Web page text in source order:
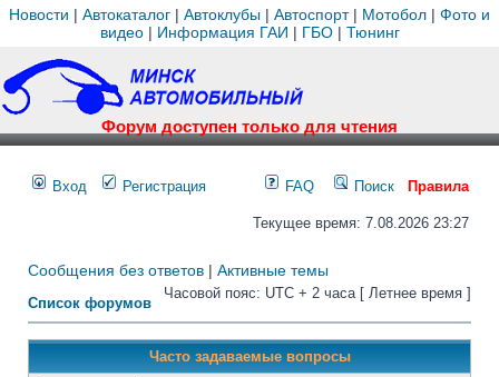
Новости | Автокаталог | Автоклубы | Автоспорт| Мотобол | Фото и
видео| Информация ГАИ | ГБО| Тюнинг
Форум доступен только для чтения
Вход Регистрация FAQ Поиск Правила
Текущее время: 7.08.2026 23:27
Сообщения без ответов | Активные темы
Список форумов
Часовой пояс: UTC + 2 часа [ Летнее время ]
Часто задаваемые вопросы